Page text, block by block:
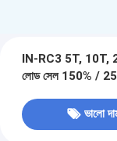
IN-RC3 5T, 10T,
লোড সেল 150% /
ভালো